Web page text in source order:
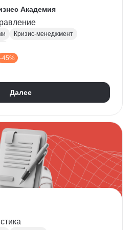
Академия
Кризис-менеджмент
Адаптация персонала
-45%
Далее